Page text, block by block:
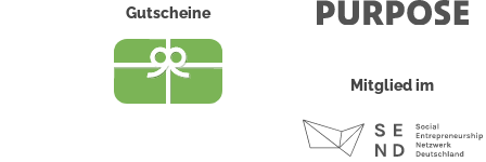
Gutscheine
Mitglied im